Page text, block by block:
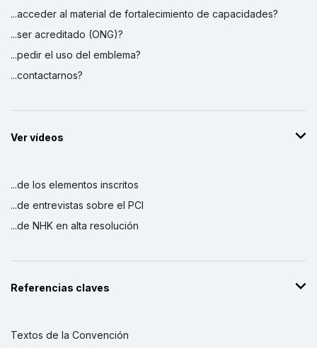
...acceder al material de fortalecimiento de capacidades?
...ser acreditado (ONG)?
...pedir el uso del emblema?
...contactarnos?
Ver vídeos
...de los elementos inscritos
...de entrevistas sobre el PCI
...de NHK en alta resolución
Referencias claves
Textos de la Convención